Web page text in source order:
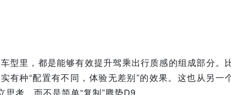
型里，都是能够有效提升驾乘出行质感的组成部分。
有种“配置有不同，体验无差别”的效果。这也从另一
考，而不是简单“复制”腾势D9。